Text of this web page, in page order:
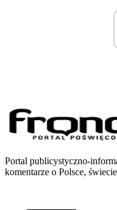
Portal publicystyczno-
komentarze o Polsce,